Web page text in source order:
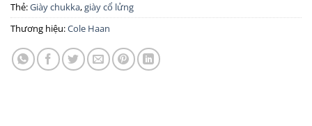
Thẻ:Giày chukka,giày cổ lửng
Thương hiệu:Cole Haan